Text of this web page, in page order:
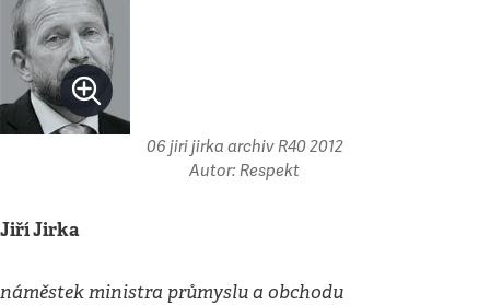
06 jiri jirka archiv R40 2012
Autor: Respekt
Jiří Jirka
náměstek ministra průmyslu a obchodu